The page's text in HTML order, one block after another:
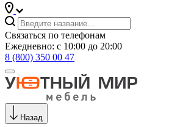
Связаться по телефонам
Ежедневно: с 10:00 до 20:00
8 (800) 350 00 47
Назад